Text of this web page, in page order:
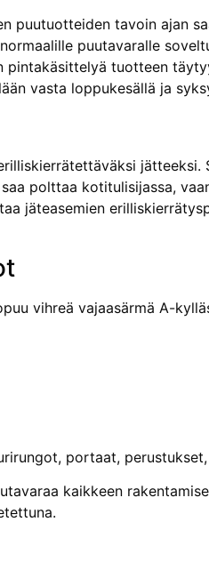
puutuotteiden tavoin ajan
puutavaralle
pintakäsittelyä tuotteen
vasta loppukesällä ja
jät­teeksi.
polttaa kotitulisijassa,
jäteasemien
vihreä vajaasärmä A-
portaat,
kaikkeen